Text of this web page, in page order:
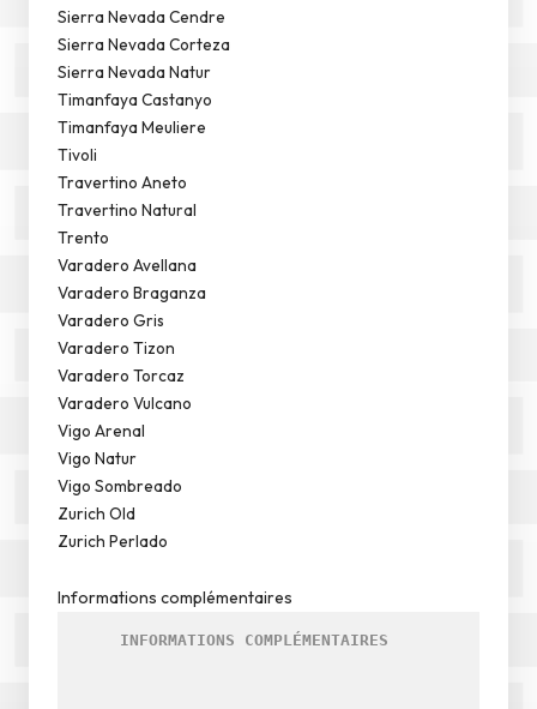
Sierra Nevada Cendre
Sierra Nevada Corteza
Sierra Nevada Natur
Timanfaya Castanyo
Timanfaya Meuliere
Tivoli
Travertino Aneto
Travertino Natural
Trento
Varadero Avellana
Varadero Braganza
Varadero Gris
Varadero Tizon
Varadero Torcaz
Varadero Vulcano
Vigo Arenal
Vigo Natur
Vigo Sombreado
Zurich Old
Zurich Perlado
Informations complémentaires